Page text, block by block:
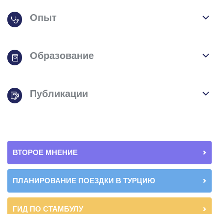
Опыт
Образование
Публикации
ВТОРОЕ МНЕНИЕ
ПЛАНИРОВАНИЕ ПОЕЗДКИ В ТУРЦИЮ
ГИД ПО СТАМБУЛУ